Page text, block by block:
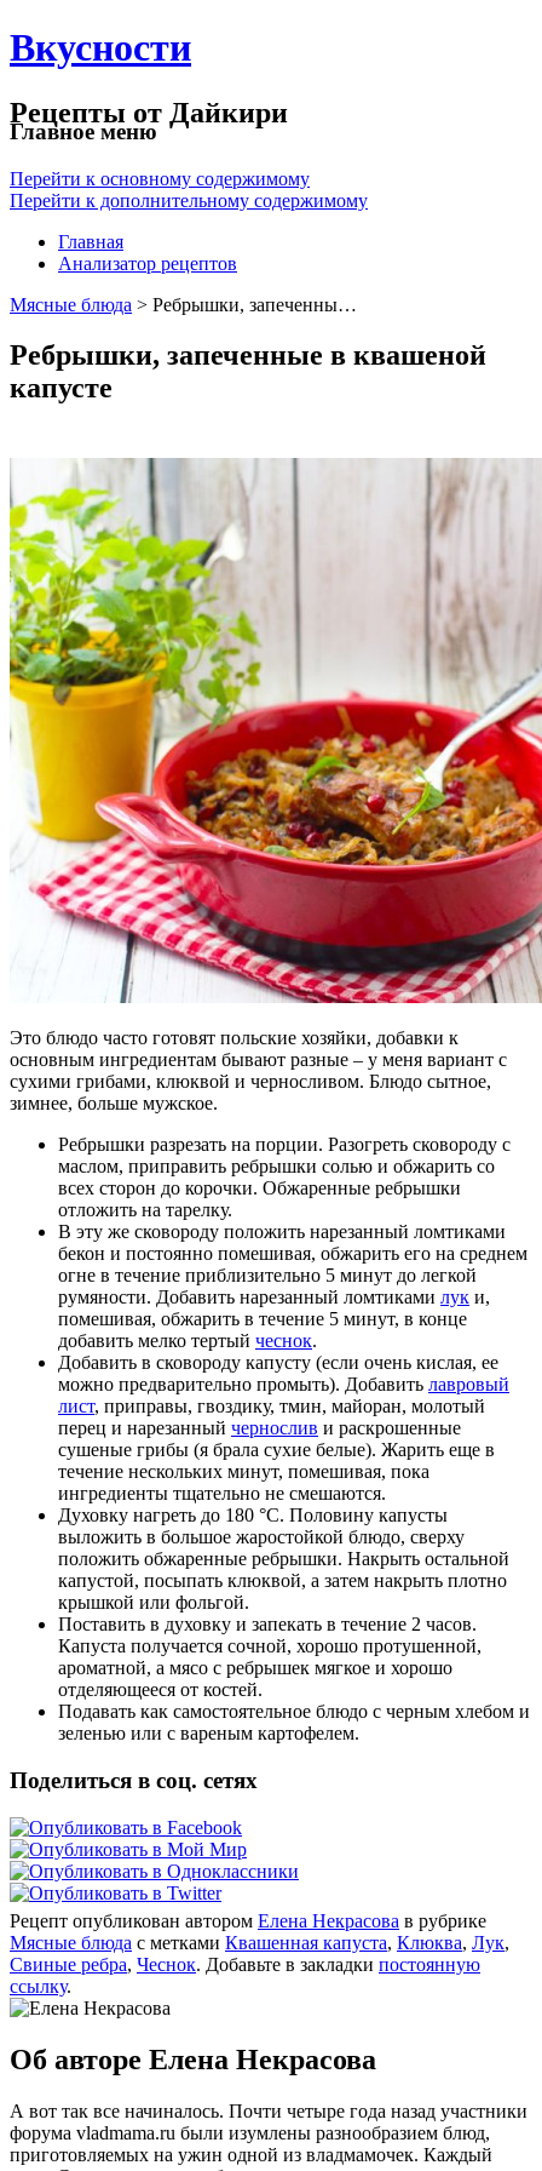
Вкусности
Рецепты от Дайкири
Главное меню
Перейти к основному содержимому
Перейти к дополнительному содержимому
Главная
Анализатор рецептов
Мясные блюда > Ребрышки, запеченны…
Ребрышки, запеченные в квашеной
капусте
Это блюдо часто готовят польские хозяйки, добавки к
основным ингредиентам бывают разные – у меня вариант с
сухими грибами, клюквой и черносливом. Блюдо сытное,
зимнее, больше мужское.
Ребрышки разрезать на порции. Разогреть сковороду с
маслом, приправить ребрышки солью и обжарить со
всех сторон до корочки. Обжаренные ребрышки
отложить на тарелку.
В эту же сковороду положить нарезанный ломтиками
бекон и постоянно помешивая, обжарить его на среднем
огне в течение приблизительно 5 минут до легкой
румяности. Добавить нарезанный ломтиками лук и,
помешивая, обжарить в течение 5 минут, в конце
добавить мелко тертый чеснок.
Добавить в сковороду капусту (если очень кислая, ее
можно предварительно промыть). Добавить лавровый
лист, приправы, гвоздику, тмин, майоран, молотый
перец и нарезанный чернослив и раскрошенные
сушеные грибы (я брала сухие белые). Жарить еще в
течение нескольких минут, помешивая, пока
ингредиенты тщательно не смешаются.
Духовку нагреть до 180 °C. Половину капусты
выложить в большое жаростойкой блюдо, сверху
положить обжаренные ребрышки. Накрыть остальной
капустой, посыпать клюквой, а затем накрыть плотно
крышкой или фольгой.
Поставить в духовку и запекать в течение 2 часов.
Капуста получается сочной, хорошо протушенной,
ароматной, а мясо с ребрышек мягкое и хорошо
отделяющееся от костей.
Подавать как самостоятельное блюдо с черным хлебом и
зеленью или с вареным картофелем.
Поделиться в соц. сетях
Рецепт опубликован автором Елена Некрасова в рубрике
Мясные блюда с метками Квашенная капуста, Клюква, Лук,
Свиные ребра, Чеснок. Добавьте в закладки постоянную
ссылку.
Об авторе Елена Некрасова
А вот так все начиналось. Почти четыре года назад участники
форума vladmama.ru были изумлены разнообразием блюд,
приготовляемых на ужин одной из владмамочек. Каждый